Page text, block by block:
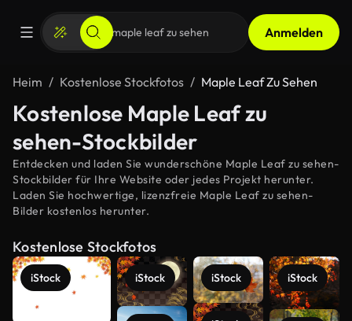
Anmelden
Heim Kostenlose Stockfotos Maple Leaf Zu Sehen
Kostenlose Maple Leaf zu
sehen-Stockbilder
Entdecken und laden Sie wunderschöne Maple Leaf zu sehen-
Stockbilder für Ihre Website oder jedes Projekt herunter.
Laden Sie hochwertige, lizenzfreie Maple Leaf zu sehen-
Bilder kostenlos herunter.
Kostenlose Stockfotos
iStock iStock iStock iStock